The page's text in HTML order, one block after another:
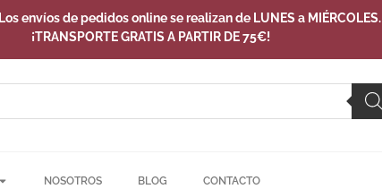
Los envíos de pedidos online se realizan de LUNES a MIÉRCOLES.
¡TRANSPORTE GRATIS A PARTIR DE 75€!
NOSOTROS BLOG CONTACTO